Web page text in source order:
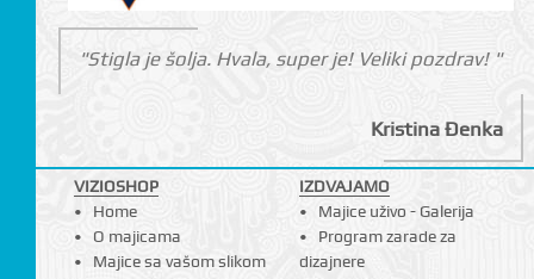
"Stigla je šolja. Hvala, super je! Veliki pozdrav! "
Kristina Đenka
VIZIOSHOP
Home
O majicama
Majice sa vašom slikom
IZDVAJAMO
Majice uživo - Galerija
Program zarade za
dizajnere